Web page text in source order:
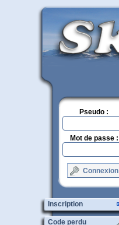
Pseudo :
Mot de passe :
Connexion
Inscription
Code perdu